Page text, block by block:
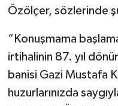
Özölçer, sözlerinde
“Konuşmama
irtihalinin 87. yıl
banisi Gazi Mustafa
huzurlarınızda